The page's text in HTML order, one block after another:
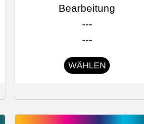
Bearbeitung
---
---
WÄHLEN